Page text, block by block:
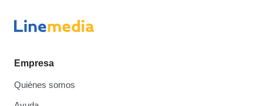
Empresa
Quiénes somos